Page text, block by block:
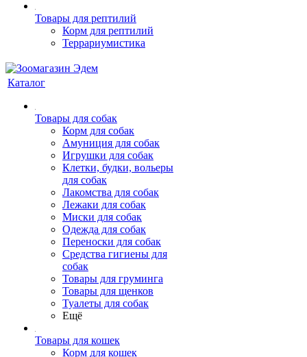
Товары для рептилий
Корм для рептилий
Террариумистика
Каталог
Товары для собак
Корм для собак
Амуниция для собак
Игрушки для собак
Клетки, будки, вольеры
для собак
Лакомства для собак
Лежаки для собак
Миски для собак
Одежда для собак
Переноски для собак
Средства гигиены для
собак
Товары для груминга
Товары для щенков
Туалеты для собак
Ещё
Товары для кошек
Корм для кошек